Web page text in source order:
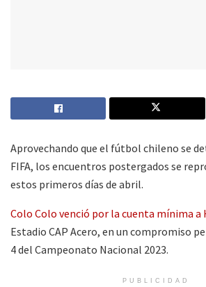
Aprovechando que el fútbol chileno se
FIFA, los encuentros postergados se
estos primeros días de abril.
Colo Colo venció por la cuenta mínima a
Estadio CAP Acero, en un compromiso
4 del Campeonato Nacional 2023.
PUBLICIDAD